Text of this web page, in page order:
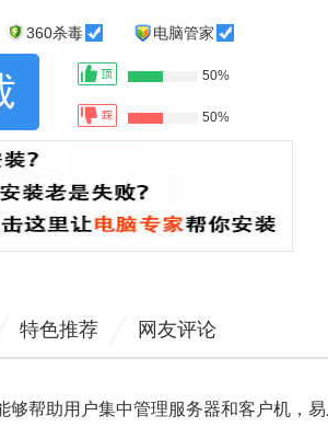
360杀毒 电脑管家
50%
50%
特色推荐 网友评论
够帮助用户集中管理服务器和客户机，